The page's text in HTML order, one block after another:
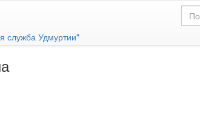
служба Удмуртии"